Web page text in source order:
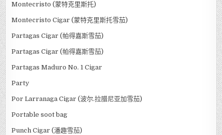
Montecristo (蒙特克里斯托)
Montecristo Cigar (蒙特克里斯托雪茄)
Partagas Cigar (帕得嘉斯雪茄)
Partagas Cigar (帕得嘉斯雪茄)
Partagas Maduro No. 1 Cigar
Party
Por Larranaga Cigar (波尔.拉腊尼亚加雪茄)
Portable soot bag
Punch Cigar (潘趣雪茄)